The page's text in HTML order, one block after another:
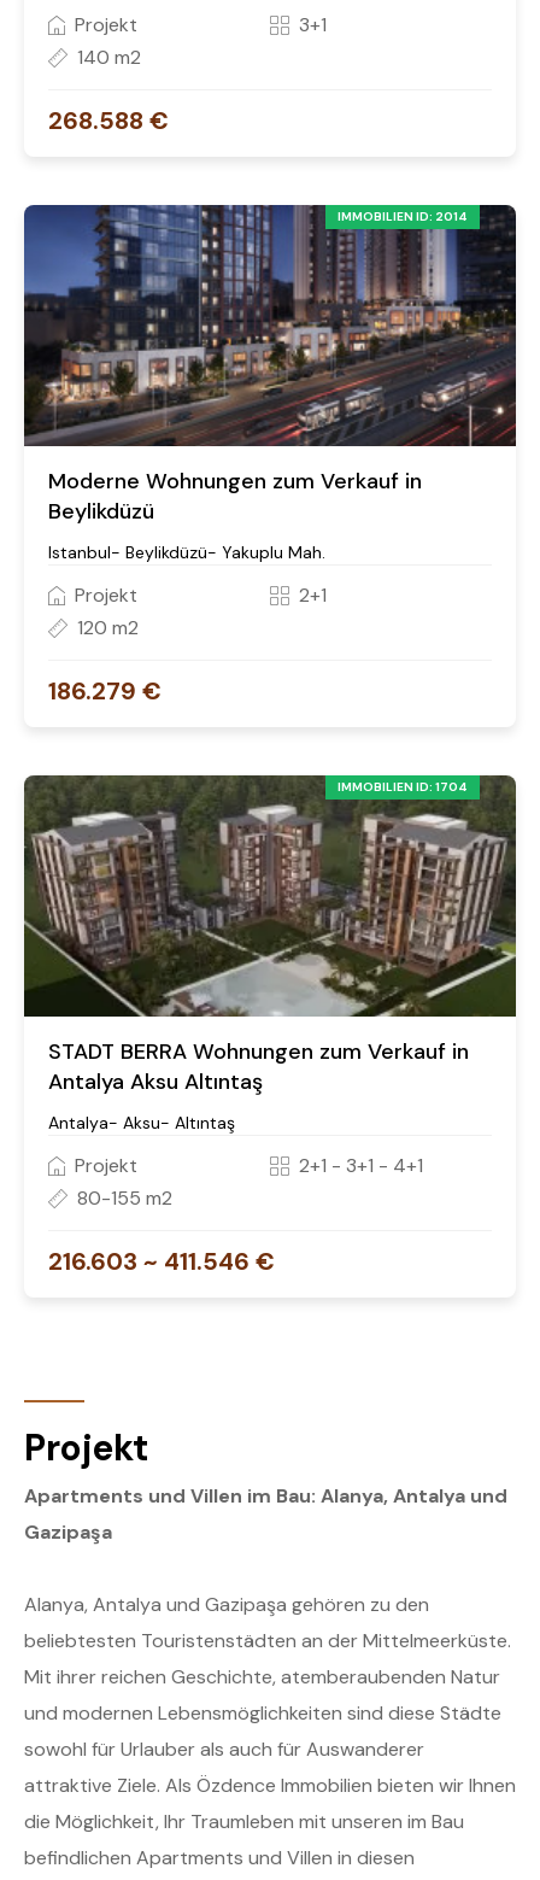
Projekt
3+1
140 m2
268.588 €
IMMOBILIEN ID: 2014
Moderne Wohnungen zum Verkauf in
Beylikdüzü
Istanbul- Beylikdüzü- Yakuplu Mah.
Projekt
2+1
120 m2
186.279 €
IMMOBILIEN ID: 1704
STADT BERRA Wohnungen zum Verkauf in
Antalya Aksu Altıntaş
Antalya- Aksu- Altıntaş
Projekt
2+1 - 3+1 - 4+1
80-155 m2
216.603 ~ 411.546 €
Projekt
Apartments und Villen im Bau: Alanya, Antalya und
Gazipaşa
Alanya, Antalya und Gazipaşa gehören zu den
beliebtesten Touristenstädten an der Mittelmeerküste.
Mit ihrer reichen Geschichte, atemberaubenden Natur
und modernen Lebensmöglichkeiten sind diese Städte
sowohl für Urlauber als auch für Auswanderer
attraktive Ziele. Als Özdence Immobilien bieten wir Ihnen
die Möglichkeit, Ihr Traumleben mit unseren im Bau
befindlichen Apartments und Villen in diesen